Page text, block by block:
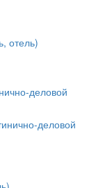
отель)
деловой